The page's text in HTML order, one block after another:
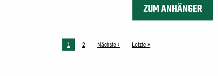
ZUM ANHÄNGER
Aktuelle
Seite
1 Seite
2
Nächste
Nächste ›
Letzte
Letzte »